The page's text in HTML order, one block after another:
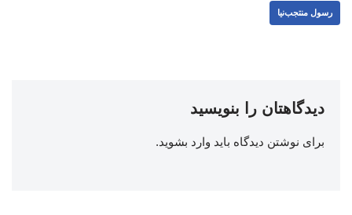
رسول منتجب‌نیا
دیدگاهتان را بنویسید
برای نوشتن دیدگاه باید وارد بشوید.